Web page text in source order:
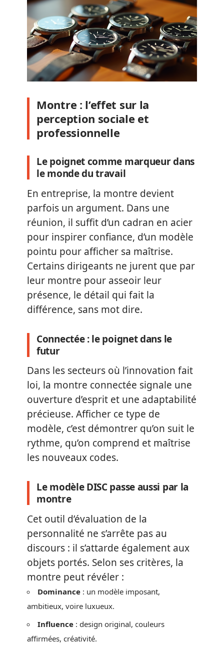
Montre : l’effet sur la
perception sociale et
professionnelle
Le poignet comme marqueur dans
le monde du travail
En entreprise, la montre devient
parfois un argument. Dans une
réunion, il suffit d’un cadran en acier
pour inspirer confiance, d’un modèle
pointu pour afficher sa maîtrise.
Certains dirigeants ne jurent que par
leur montre pour asseoir leur
présence, le détail qui fait la
différence, sans mot dire.
Connectée : le poignet dans le
futur
Dans les secteurs où l’innovation fait
loi, la montre connectée signale une
ouverture d’esprit et une adaptabilité
précieuse. Afficher ce type de
modèle, c’est démontrer qu’on suit le
rythme, qu’on comprend et maîtrise
les nouveaux codes.
Le modèle DISC passe aussi par la
montre
Cet outil d’évaluation de la
personnalité ne s’arrête pas au
discours : il s’attarde également aux
objets portés. Selon ses critères, la
montre peut révéler :
Dominance : un modèle imposant,
ambitieux, voire luxueux.
Influence : design original, couleurs
affirmées, créativité.